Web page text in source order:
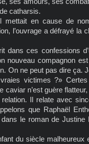
catharsis.
en cause de
l’ouvrage a défrayé la
dans ces confessions
nouveau compagnon
On ne peut pas dire ça.
victimes ?»
caviar n’est guère
Il relate avec
que Raphaël
le roman de
du siècle